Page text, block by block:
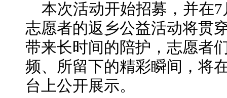
本次活动开始招募，并在
志愿者的返乡公益活动将贯
带来长时间的陪护，志愿者
频、所留下的精彩瞬间，将
台上公开展示。